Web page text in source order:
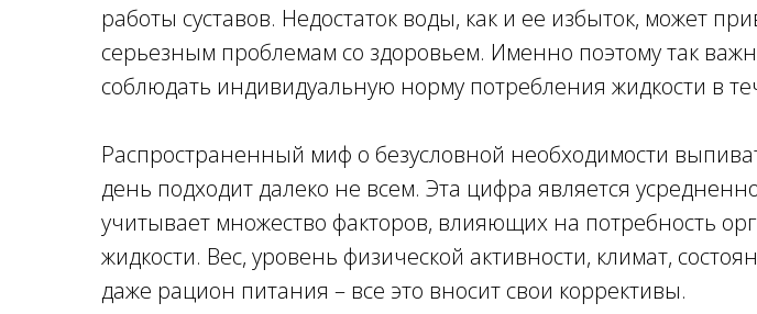
работы суставов. Недостаток воды, как и ее избыток, может
серьезным проблемам со здоровьем. Именно поэтому так
соблюдать индивидуальную норму потребления жидкости в
Распространенный миф о безусловной необходимости
день подходит далеко не всем. Эта цифра является
учитывает множество факторов, влияющих на потребность
жидкости. Вес, уровень физической активности, климат,
даже рацион питания – все это вносит свои коррективы.